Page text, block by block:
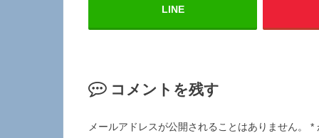
LINE
コメントを残す
メールアドレスが公開されることはありません。 *